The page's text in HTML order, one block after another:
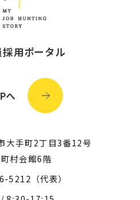
用ポータル
へ
大手町2丁目3番12号
村会館6階
5212
（代表）